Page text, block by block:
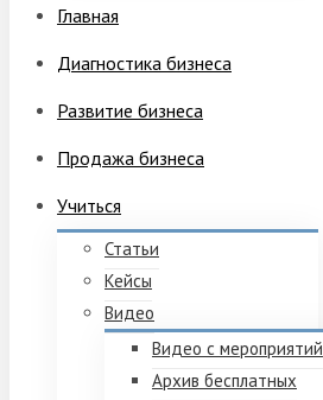
Главная
Диагностика бизнеса
Развитие бизнеса
Продажа бизнеса
Учиться
Статьи
Кейсы
Видео
Видео с мероприятий
Архив бесплатных